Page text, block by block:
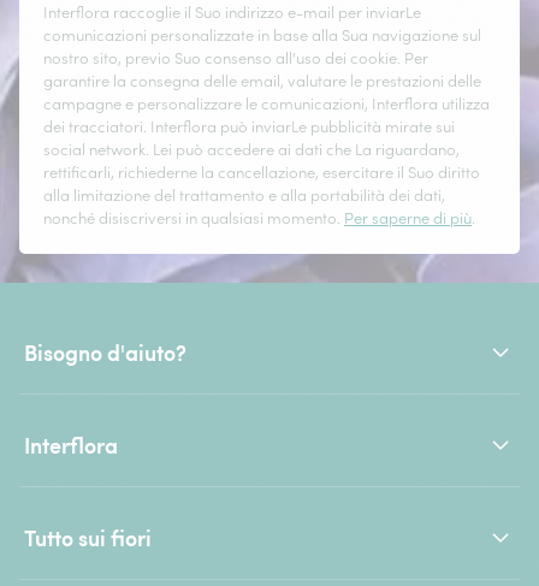
Interflora raccoglie il Suo indirizzo e-mail per inviarLe
comunicazioni personalizzate in base alla Sua navigazione sul
nostro sito, previo Suo consenso all'uso dei cookie. Per
garantire la consegna delle email, valutare le prestazioni delle
campagne e personalizzare le comunicazioni, Interflora utilizza
dei tracciatori. Interflora può inviarLe pubblicità mirate sui
social network. Lei può accedere ai dati che La riguardano,
rettificarli, richiederne la cancellazione, esercitare il Suo diritto
alla limitazione del trattamento e alla portabilità dei dati,
nonché disiscriversi in qualsiasi momento. Per saperne di più.
Bisogno d'aiuto?
Interflora
Tutto sui fiori